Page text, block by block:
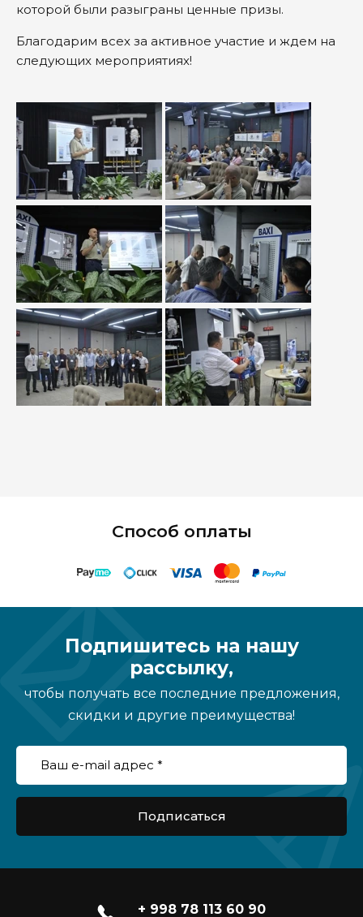
которой были разыграны ценные призы.
Благодарим всех за активное участие и ждем на
следующих мероприятиях!
Способ оплаты
Подпишитесь на нашу
рассылку,
чтобы получать все последние предложения,
скидки и другие преимущества!
Подписаться
+ 998 78 113 60 90